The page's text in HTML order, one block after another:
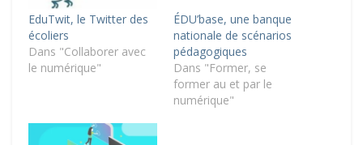
EduTwit, le Twitter des
écoliers
Dans "Collaborer avec
le numérique"
ÉDU’base, une banque
nationale de scénarios
pédagogiques
Dans "Former, se
former au et par le
numérique"